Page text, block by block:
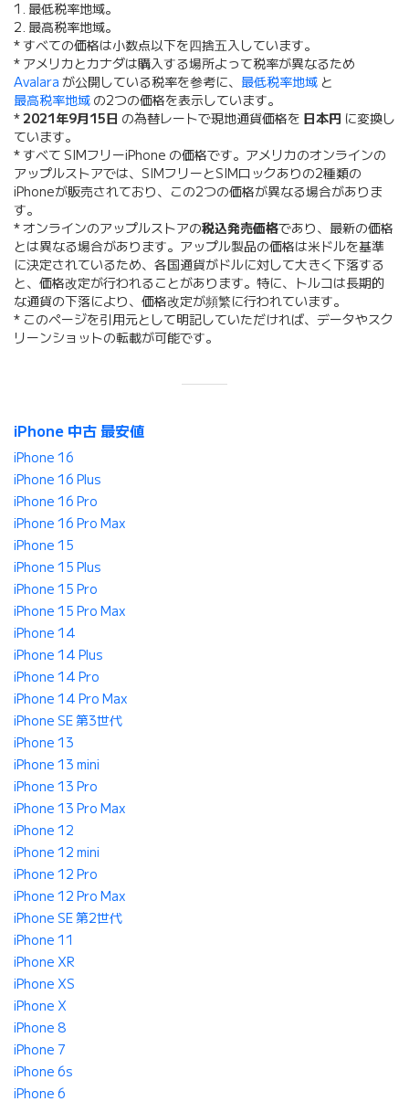
1. 最低税率地域。
2. 最高税率地域。
* すべての価格は小数点以下を四捨五入しています。
* アメリカとカナダは購入する場所よって税率が異なるため
Avalara が公開している税率を参考に、 最低税率地域 と
最高税率地域 の2つの価格を表示しています。
*2021年9月15日 の為替レートで現地通貨価格を 日本円 に変換し
ています。
* すべて SIMフリーiPhone の価格です。アメリカのオンラインの
アップルストアでは、SIMフリーとSIMロックありの2種類の
iPhoneが販売されており、この2つの価格が異なる場合がありま
す。
* オンラインのアップルストアの税込発売価格であり、最新の価格
とは異なる場合があります。アップル製品の価格は米ドルを基準
に決定されているため、各国通貨がドルに対して大きく下落する
と、価格改定が行われることがあります。特に、トルコは長期的
な通貨の下落により、価格改定が頻繁に行われています。
* このページを引用元として明記していただければ、データやスク
リーンショットの転載が可能です。
iPhone 中古 最安値
iPhone 16
iPhone 16 Plus
iPhone 16 Pro
iPhone 16 Pro Max
iPhone 15
iPhone 15 Plus
iPhone 15 Pro
iPhone 15 Pro Max
iPhone 14
iPhone 14 Plus
iPhone 14 Pro
iPhone 14 Pro Max
iPhone SE 第3世代
iPhone 13
iPhone 13 mini
iPhone 13 Pro
iPhone 13 Pro Max
iPhone 12
iPhone 12 mini
iPhone 12 Pro
iPhone 12 Pro Max
iPhone SE 第2世代
iPhone 11
iPhone XR
iPhone XS
iPhone X
iPhone 8
iPhone 7
iPhone 6s
iPhone 6